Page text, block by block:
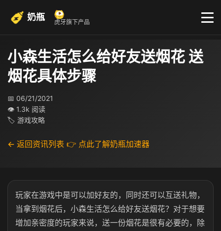
奶瓶 虎牙旗下产品
小森生活怎么给好友送烟花 送
烟花具体步骤
📅 06/21/2021
👁 1.3k 阅读
🏷 游戏攻略
← 返回资讯列表 👉 点此了解奶瓶加速器
玩家在游戏中是可以加好友的，同时还可以互送礼物，
当拿到烟花后，小森生活怎么给好友送烟花？对于想要
增加亲密度的玩家来说，送一份烟花是很有必要的，除